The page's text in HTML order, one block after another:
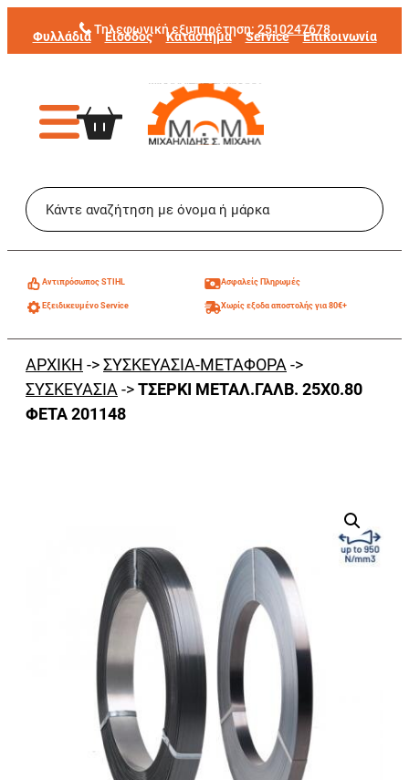
Μετάβαση
στο
Τηλεφωνική εξυπηρέτηση: 2510247678
Φυλλάδια Είσοδος Κατάστημα Service Επικοινωνία
Aντιπρόσωπος STIHL Ασφαλείς Πληρωμές
Εξειδικευμένο Service Χωρίς εξοδα αποστολής για 80€+
ΑΡΧΙΚΗ ->ΣΥΣΚΕΥΑΣΙΑ-ΜΕΤΑΦΟΡΑ ->
ΣΥΣΚΕΥΑΣΙΑ ->ΤΣΕΡΚΙ ΜΕΤΑΛ.ΓΑΛΒ. 25Χ0.80
ΦΕΤΑ 201148